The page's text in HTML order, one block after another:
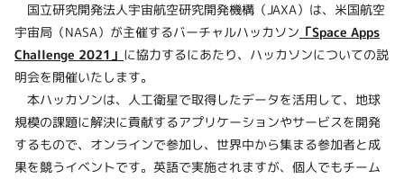
国立研究開発法人宇宙航空研究開発機構（JAXA）は、米国航空
宇宙局（NASA）が主催するバーチャルハッカソン 「Space Apps
Challenge 2021」 に協力するにあたり、ハッカソンについての説
明会を開催いたします。
本ハッカソンは、人工衛星で取得したデータを活用して、地球
規模の課題に解決に貢献するアプリケーションやサービスを開発
するもので、オンラインで参加し、世界中から集まる参加者と成
果を競うイベントです。英語で実施されますが、個人でもチーム